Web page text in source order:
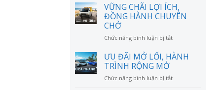
phí
nuôi
Suzuki
mỗi
bao
thực
VỮNG CHÃI LỢI ÍCH,
ĐỒNG HÀNH CHUYÊN
CHỞ
Chức năng bình luận bị tắtở
CHÃI
ĐỒNG
ƯU ĐÃI MỞ LỐI, HÀNH
TRÌNH RỘNG MỞ
Chức năng bình luận bị tắtở